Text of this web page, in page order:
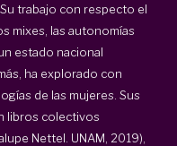
trabajo con respecto el
mixes, las autonomías
estado nacional
ha explorado con
de las mujeres. Sus
libros colectivos
Nettel. UNAM, 2019),